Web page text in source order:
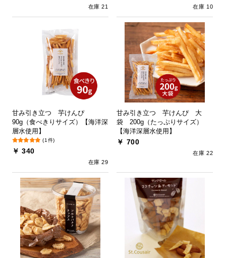
在庫 21 在庫 10
甘み引き立つ 芋けんぴ
90g（食べきりサイズ）【海洋深
層水使用】
(1件)
￥ 340
在庫 29
甘み引き立つ 芋けんぴ 大
袋 200g（たっぷりサイズ）
【海洋深層水使用】
￥ 700
在庫 22